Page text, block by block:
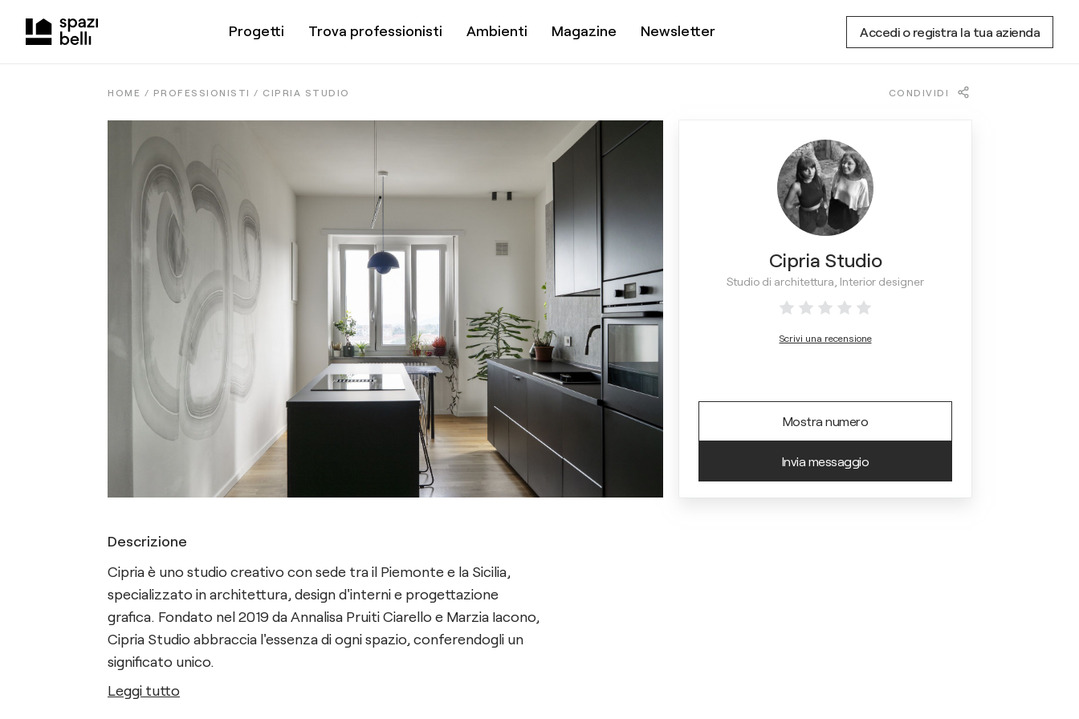
Progetti Trova professionisti Ambienti Magazine Newsletter Accedi o registra la tua azienda
HOME / PROFESSIONISTI / CIPRIA STUDIO CONDIVIDI
Cipria Studio
Studio di architettura, Interior designer
Scrivi una recensione
Mostra numero
Invia messaggio
Descrizione
Cipria è uno studio creativo con sede tra il Piemonte e la Sicilia,
specializzato in architettura, design d'interni e progettazione
grafica. Fondato nel 2019 da Annalisa Pruiti Ciarello e Marzia Iacono,
Cipria Studio abbraccia l'essenza di ogni spazio, conferendogli un
significato unico.
Leggi tutto